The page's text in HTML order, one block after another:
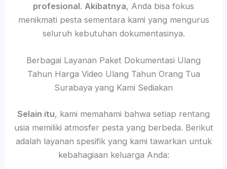
profesional. Akibatnya, Anda bisa fokus
menikmati pesta sementara kami yang mengurus
seluruh kebutuhan dokumentasinya.
Berbagai Layanan Paket Dokumentasi Ulang
Tahun Harga Video Ulang Tahun Orang Tua
Surabaya yang Kami Sediakan
Selain itu, kami memahami bahwa setiap rentang
usia memiliki atmosfer pesta yang berbeda. Berikut
adalah layanan spesifik yang kami tawarkan untuk
kebahagiaan keluarga Anda: